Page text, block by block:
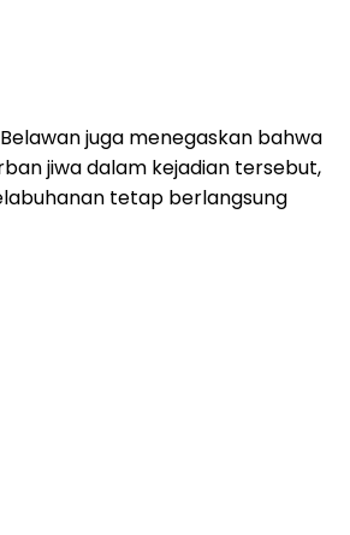
Belawan juga menegaskan bahwa
jiwa dalam kejadian tersebut,
tetap berlangsung